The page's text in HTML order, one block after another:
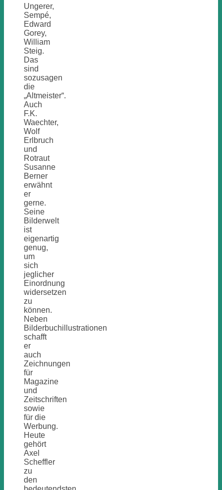
Ungerer,
Sempé,
Edward
Gorey,
William
Steig.
Das
sind
sozusagen
die
„Altmeister“.
Auch
F.K.
Waechter,
Wolf
Erlbruch
und
Rotraut
Susanne
Berner
erwähnt
er
gerne.
Seine
Bilderwelt
ist
eigenartig
genug,
um
sich
jeglicher
Einordnung
widersetzen
zu
können.
Neben
Bilderbuchillustrationen
schafft
er
auch
Zeichnungen
für
Magazine
und
Zeitschriften
sowie
für die
Werbung.
Heute
gehört
Axel
Scheffler
zu
den